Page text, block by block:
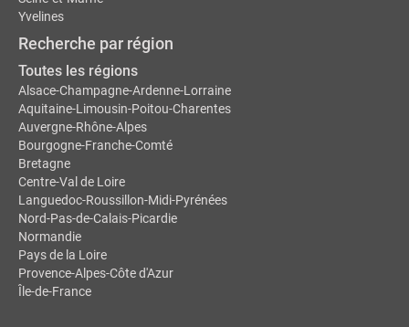
Yvelines
Recherche par région
Toutes les régions
Alsace-Champagne-Ardenne-Lorraine
Aquitaine-Limousin-Poitou-Charentes
Auvergne-Rhône-Alpes
Bourgogne-Franche-Comté
Bretagne
Centre-Val de Loire
Languedoc-Roussillon-Midi-Pyrénées
Nord-Pas-de-Calais-Picardie
Normandie
Pays de la Loire
Provence-Alpes-Côte d'Azur
Île-de-France